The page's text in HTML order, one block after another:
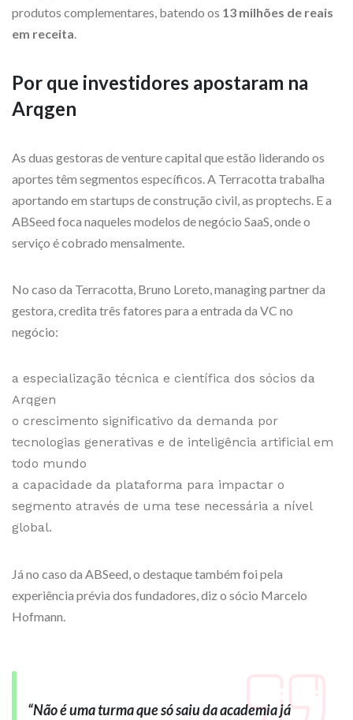
produtos complementares, batendo os 13 milhões de reais
em receita.
Por que investidores apostaram na
Arqgen
As duas gestoras de venture capital que estão liderando os
aportes têm segmentos específicos. A Terracotta trabalha
aportando em startups de construção civil, as proptechs. E a
ABSeed foca naqueles modelos de negócio SaaS, onde o
serviço é cobrado mensalmente.
No caso da Terracotta, Bruno Loreto, managing partner da
gestora, credita três fatores para a entrada da VC no
negócio:
a especialização técnica e científica dos sócios da
Arqgen
o crescimento significativo da demanda por
tecnologias generativas e de inteligência artificial em
todo mundo
a capacidade da plataforma para impactar o
segmento através de uma tese necessária a nível
global.
Já no caso da ABSeed, o destaque também foi pela
experiência prévia dos fundadores, diz o sócio Marcelo
Hofmann.
“Não é uma turma que só saiu da academia já